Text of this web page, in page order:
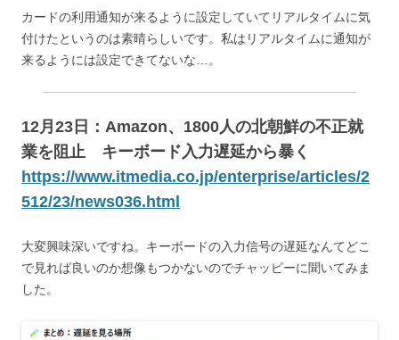
カードの利用通知が来るように設定していてリアルタイムに気
付けたというのは素晴らしいです。私はリアルタイムに通知が
来るようには設定できてないな…。
12月23日：Amazon、1800人の北朝鮮の不正就
業を阻止 キーボード入力遅延から暴く
https://www.itmedia.co.jp/enterprise/articles/2
512/23/news036.html
大変興味深いですね。キーボードの入力信号の遅延なんてどこ
で見れば良いのか想像もつかないのでチャッピーに聞いてみま
した。